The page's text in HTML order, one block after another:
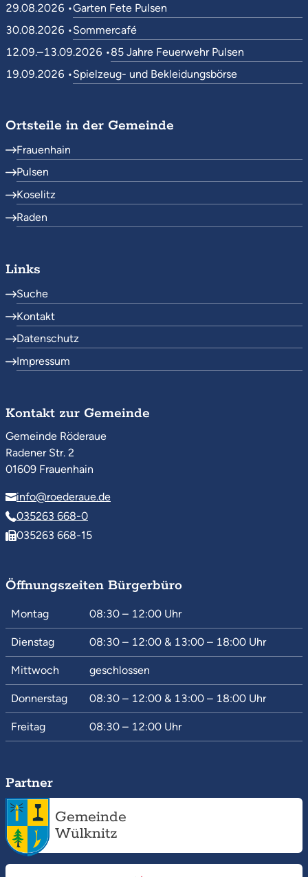
29.08.2026 •Garten Fete Pulsen
30.08.2026 •Sommercafé
12.09.–13.09.2026 •85 Jahre Feuerwehr Pulsen
19.09.2026 •Spielzeug- und Bekleidungsbörse
Ortsteile in der Gemeinde
Frauenhain
Pulsen
Koselitz
Raden
Links
Suche
Kontakt
Datenschutz
Impressum
Kontakt zur Gemeinde
Gemeinde Röderaue
Radener Str. 2
01609 Frauenhain
info@roederaue.de
035263 668-0
035263 668-15
Öffnungszeiten Bürgerbüro
Montag 08:30 – 12:00 Uhr
Dienstag 08:30 – 12:00 & 13:00 – 18:00 Uhr
Mittwoch geschlossen
Donnerstag 08:30 – 12:00 & 13:00 – 18:00 Uhr
Freitag 08:30 – 12:00 Uhr
Partner
Gemeinde
Wülknitz